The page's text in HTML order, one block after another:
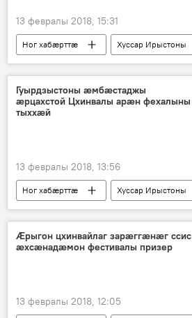
13 февралы 2018, 15:31
Ног хабӕрттӕ Хуссар Ирыстоны
Гуырдзыстоны æмбæстаджы
æрцахстой Цхинвалы арæн фехалыны
тыххæй
13 февралы 2018, 13:56
Ног хабӕрттӕ Хуссар Ирыстоны
Ӕрыгон цхинвайлаг зарæггæнæг ссис
æхсæнадæмон фестивалы призер
13 февралы 2018, 12:05